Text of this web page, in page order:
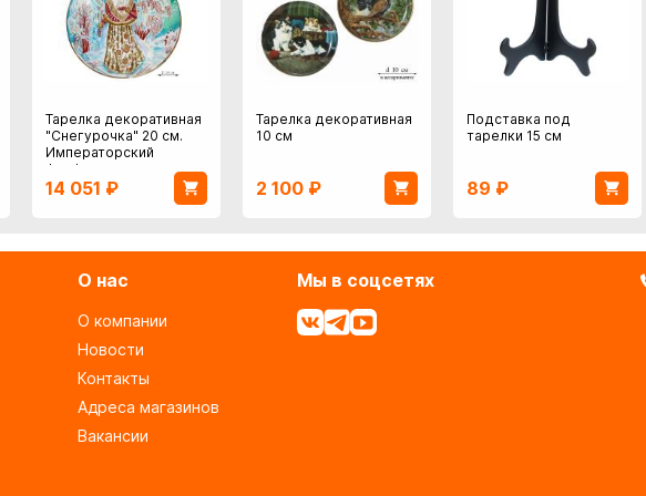
Тарелка декоративная
"Снегурочка" 20 см.
Императорский
фарфор
14 051 ₽
Тарелка декоративная
10 см
2 100 ₽
Подставка под
тарелки 15 см
89 ₽
О нас
О компании
Новости
Контакты
Адреса магазинов
Вакансии
Мы в соцсетях